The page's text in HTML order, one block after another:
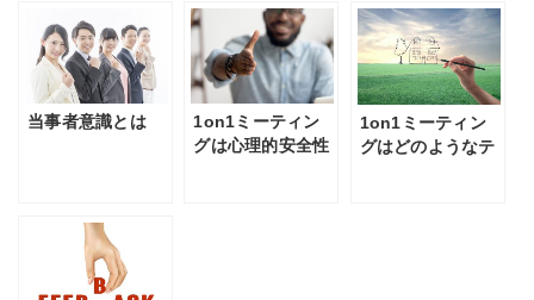
当事者意識とは
1on1ミーティン
グは心理的安全性
1on1ミーティン
グはどのようなテ